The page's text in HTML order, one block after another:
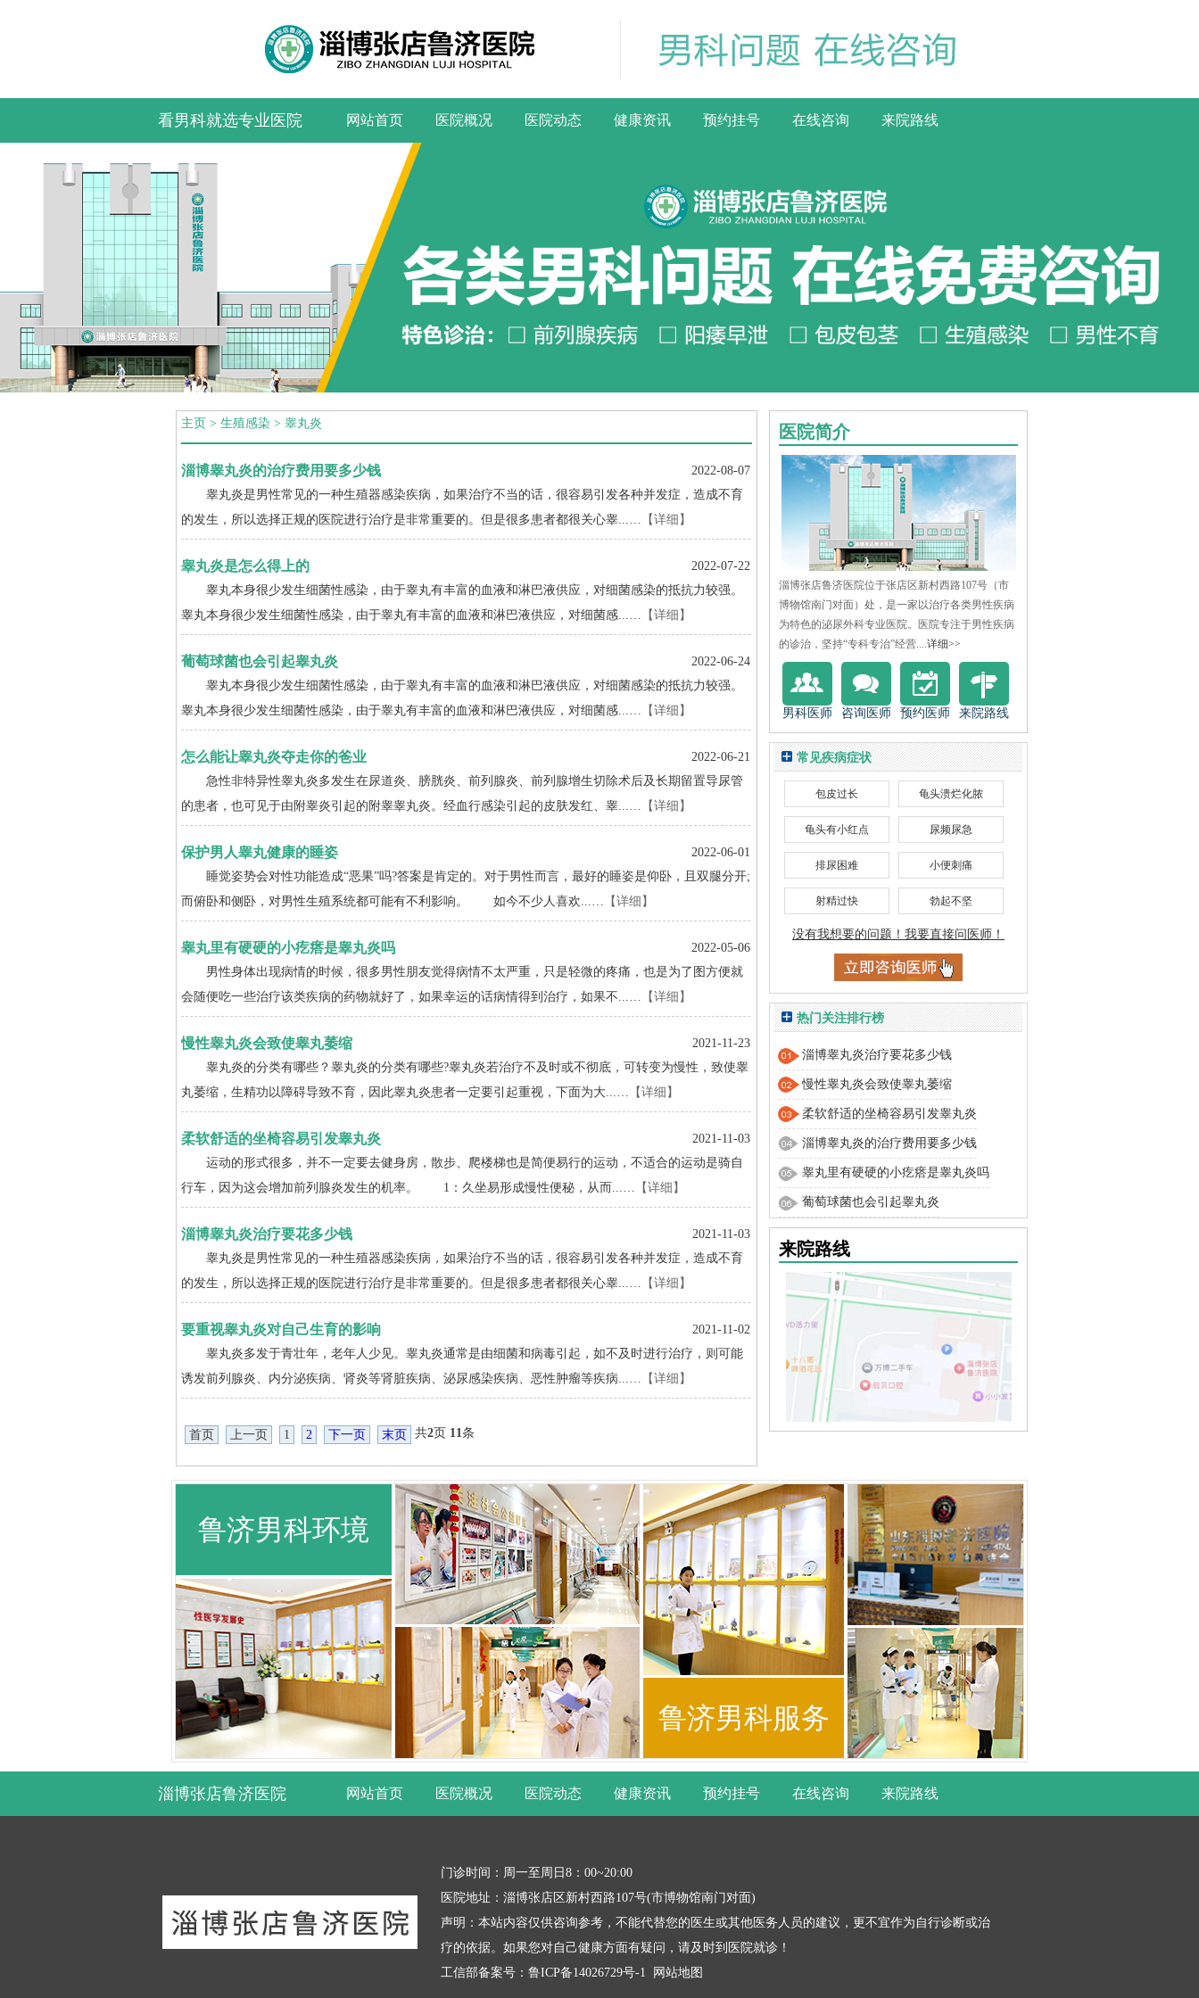
看男科就选专业医院 网站首页 医院概况 医院动态 健康资讯 预约挂号 在线咨询 来院路线
主页 > 生殖感染 > 睾丸炎
淄博睾丸炎的治疗费用要多少钱
2022-08-07
睾丸炎是男性常见的一种生殖器感染疾病，如果治疗不当的话，很容易引发各种并发症，造成不育
的发生，所以选择正规的医院进行治疗是非常重要的。但是很多患者都很关心睾...… 【详细】
睾丸炎是怎么得上的
2022-07-22
睾丸本身很少发生细菌性感染，由于睾丸有丰富的血液和淋巴液供应，对细菌感染的抵抗力较强。
睾丸本身很少发生细菌性感染，由于睾丸有丰富的血液和淋巴液供应，对细菌感...… 【详细】
葡萄球菌也会引起睾丸炎
2022-06-24
睾丸本身很少发生细菌性感染，由于睾丸有丰富的血液和淋巴液供应，对细菌感染的抵抗力较强。
睾丸本身很少发生细菌性感染，由于睾丸有丰富的血液和淋巴液供应，对细菌感...… 【详细】
怎么能让睾丸炎夺走你的爸业
2022-06-21
急性非特异性睾丸炎多发生在尿道炎、膀胱炎、前列腺炎、前列腺增生切除术后及长期留置导尿管
的患者，也可见于由附睾炎引起的附睾睾丸炎。经血行感染引起的皮肤发红、睾...… 【详细】
保护男人睾丸健康的睡姿
2022-06-01
睡觉姿势会对性功能造成“恶果”吗?答案是肯定的。对于男性而言，最好的睡姿是仰卧，且双腿分开;
而俯卧和侧卧，对男性生殖系统都可能有不利影响。 如今不少人喜欢...… 【详细】
睾丸里有硬硬的小疙瘩是睾丸炎吗
2022-05-06
男性身体出现病情的时候，很多男性朋友觉得病情不太严重，只是轻微的疼痛，也是为了图方便就
会随便吃一些治疗该类疾病的药物就好了，如果幸运的话病情得到治疗，如果不...… 【详细】
慢性睾丸炎会致使睾丸萎缩
2021-11-23
睾丸炎的分类有哪些？睾丸炎的分类有哪些?睾丸炎若治疗不及时或不彻底，可转变为慢性，致使睾
丸萎缩，生精功以障碍导致不育，因此睾丸炎患者一定要引起重视，下面为大...… 【详细】
柔软舒适的坐椅容易引发睾丸炎
2021-11-03
运动的形式很多，并不一定要去健身房，散步、爬楼梯也是简便易行的运动，不适合的运动是骑自
行车，因为这会增加前列腺炎发生的机率。 1：久坐易形成慢性便秘，从而...… 【详细】
淄博睾丸炎治疗要花多少钱
2021-11-03
睾丸炎是男性常见的一种生殖器感染疾病，如果治疗不当的话，很容易引发各种并发症，造成不育
的发生，所以选择正规的医院进行治疗是非常重要的。但是很多患者都很关心睾...… 【详细】
要重视睾丸炎对自己生育的影响
2021-11-02
睾丸炎多发于青壮年，老年人少见。睾丸炎通常是由细菌和病毒引起，如不及时进行治疗，则可能
诱发前列腺炎、内分泌疾病、肾炎等肾脏疾病、泌尿感染疾病、恶性肿瘤等疾病...… 【详细】
首页 上一页 1 2 下一页 末页 共2页 11条
医院简介
淄博张店鲁济医院位于张店区新村西路107号（市
博物馆南门对面）处，是一家以治疗各类男性疾病
为特色的泌尿外科专业医院。医院专注于男性疾病
的诊治，坚持“专科专治”经营....详细>>
男科医师 咨询医师 预约医师 来院路线
常见疾病症状
包皮过长 龟头溃烂化脓
龟头有小红点 尿频尿急
排尿困难 小便刺痛
射精过快 勃起不坚
没有我想要的问题！我要直接问医师！
热门关注排行榜
淄博睾丸炎治疗要花多少钱
慢性睾丸炎会致使睾丸萎缩
柔软舒适的坐椅容易引发睾丸炎
淄博睾丸炎的治疗费用要多少钱
睾丸里有硬硬的小疙瘩是睾丸炎吗
葡萄球菌也会引起睾丸炎
来院路线
鲁济男科环境
鲁济男科服务
淄博张店鲁济医院 网站首页 医院概况 医院动态 健康资讯 预约挂号 在线咨询 来院路线
门诊时间：周一至周日8：00~20:00
医院地址：淄博张店区新村西路107号(市博物馆南门对面)
声明：本站内容仅供咨询参考，不能代替您的医生或其他医务人员的建议，更不宜作为自行诊断或治
疗的依据。如果您对自己健康方面有疑问，请及时到医院就诊！
工信部备案号： 鲁ICP备14026729号-1 网站地图